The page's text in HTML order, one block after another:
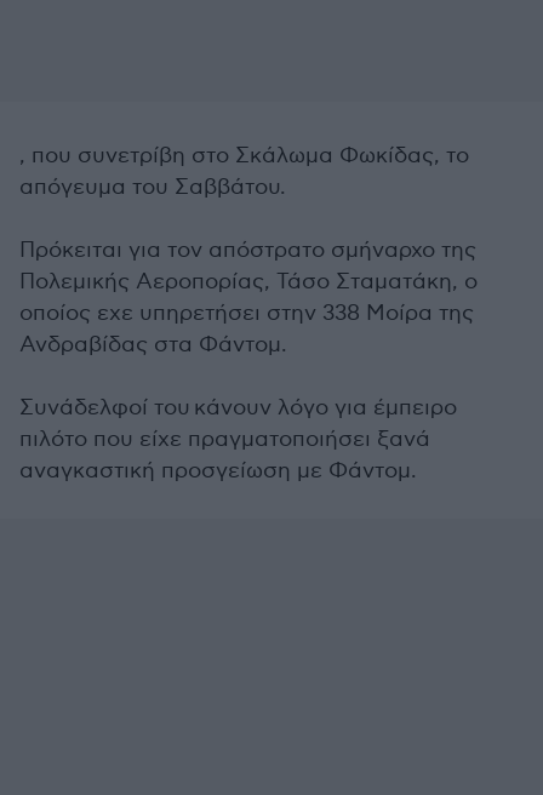
, που συνετρίβη στο Σκάλωμα Φωκίδας, το
απόγευμα του Σαββάτου.
Πρόκειται για τον απόστρατο σμήναρχο της
Πολεμικής Αεροπορίας, Τάσο Σταματάκη, ο
οποίος εχε υπηρετήσει στην 338 Μοίρα της
Ανδραβίδας στα Φάντομ.
Συνάδελφοί του κάνουν λόγο για έμπειρο
πιλότο που είχε πραγματοποιήσει ξανά
αναγκαστική προσγείωση με Φάντομ.